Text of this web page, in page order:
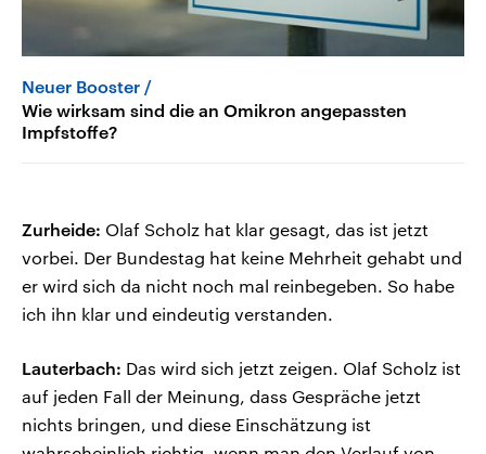
Neuer Booster
Wie wirksam sind die an Omikron angepassten
Impfstoffe?
Zurheide: Olaf Scholz hat klar gesagt, das ist jetzt
vorbei. Der Bundestag hat keine Mehrheit gehabt und
er wird sich da nicht noch mal reinbegeben. So habe
ich ihn klar und eindeutig verstanden.
Lauterbach: Das wird sich jetzt zeigen. Olaf Scholz ist
auf jeden Fall der Meinung, dass Gespräche jetzt
nichts bringen, und diese Einschätzung ist